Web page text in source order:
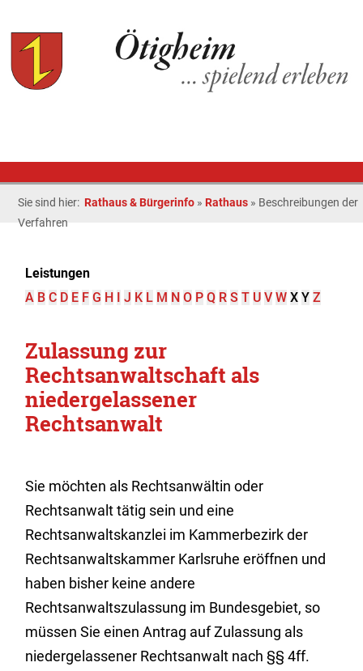
Sie sind hier: Rathaus & Bürgerinfo » Rathaus » Beschreibungen der
Verfahren
Leistungen
A B C D E F G H I J K L M N O P Q R S T U V W X Y Z
Zulassung zur
Rechtsanwaltschaft als
niedergelassener
Rechtsanwalt
Sie möchten als Rechtsanwältin oder
Rechtsanwalt tätig sein und eine
Rechtsanwaltskanzlei im Kammerbezirk der
Rechtsanwaltskammer Karlsruhe eröffnen und
haben bisher keine andere
Rechtsanwaltszulassung im Bundesgebiet, so
müssen Sie einen Antrag auf Zulassung als
niedergelassener Rechtsanwalt nach §§ 4ff.